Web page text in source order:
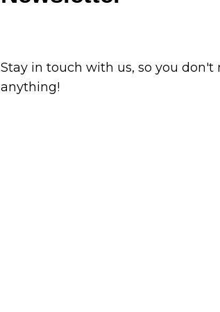
Stay in touch with us, so you don't
anything!